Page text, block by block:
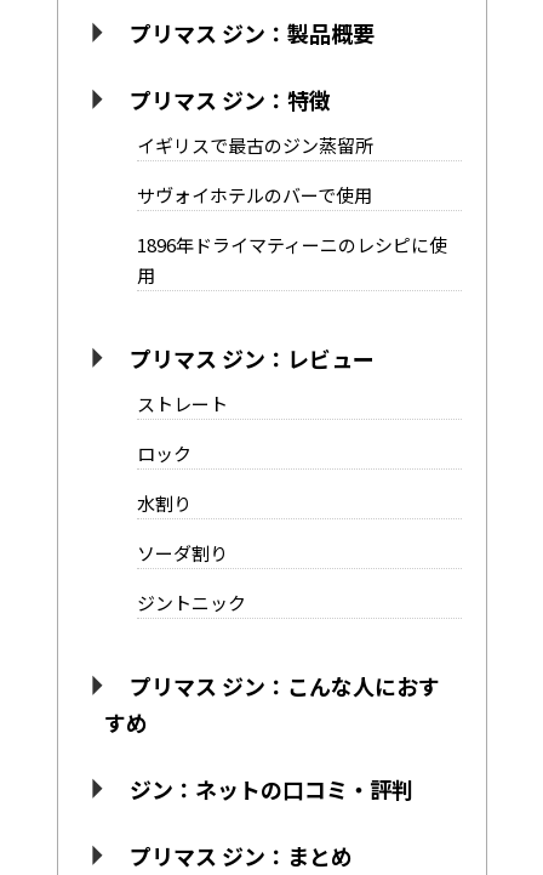
プリマス ジン：製品概要
プリマス ジン：特徴
イギリスで最古のジン蒸留所
サヴォイホテルのバーで使用
1896年ドライマティーニのレシピに使
用
プリマス ジン：レビュー
ストレート
ロック
水割り
ソーダ割り
ジントニック
プリマス ジン：こんな人におす
すめ
ジン：ネットの口コミ・評判
プリマス ジン：まとめ